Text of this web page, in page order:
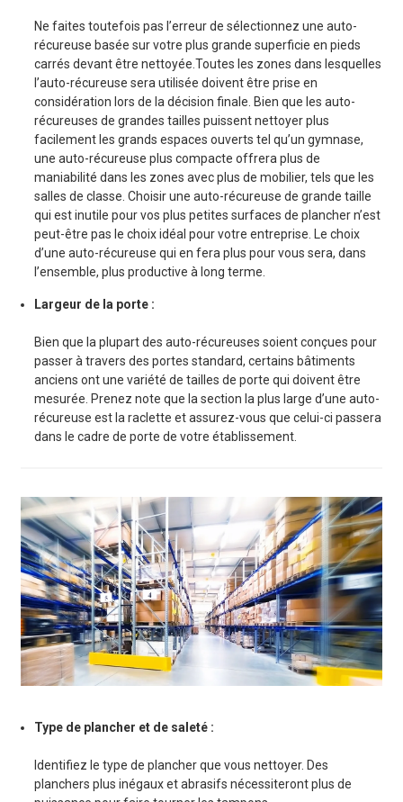
Ne faites toutefois pas l’erreur de sélectionnez une auto-
récureuse basée sur votre plus grande superficie en pieds
carrés devant être nettoyée.Toutes les zones dans lesquelles
l’auto-récureuse sera utilisée doivent être prise en
considération lors de la décision finale. Bien que les auto-
récureuses de grandes tailles puissent nettoyer plus
facilement les grands espaces ouverts tel qu’un gymnase,
une auto-récureuse plus compacte offrera plus de
maniabilité dans les zones avec plus de mobilier, tels que les
salles de classe. Choisir une auto-récureuse de grande taille
qui est inutile pour vos plus petites surfaces de plancher n’est
peut-être pas le choix idéal pour votre entreprise. Le choix
d’une auto-récureuse qui en fera plus pour vous sera, dans
l’ensemble, plus productive à long terme.
Largeur de la porte :
Bien que la plupart des auto-récureuses soient conçues pour
passer à travers des portes standard, certains bâtiments
anciens ont une variété de tailles de porte qui doivent être
mesurée. Prenez note que la section la plus large d’une auto-
récureuse est la raclette et assurez-vous que celui-ci passera
dans le cadre de porte de votre établissement.
Type de plancher et de saleté :
Identifiez le type de plancher que vous nettoyer. Des
planchers plus inégaux et abrasifs nécessiteront plus de